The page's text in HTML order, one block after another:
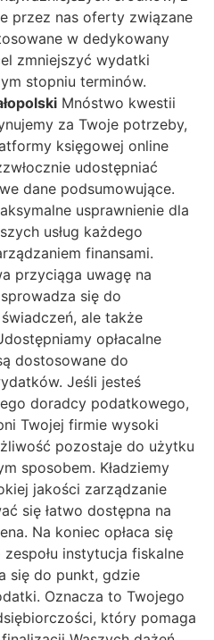
przez nas oferty związane
w dedykowany
zmniejszyć wydatki
stopniu terminów.
Mnóstwo kwestii
za Twoje potrzeby,
księgowej online
udostępniać
dane podsumowujące.
usprawnienie dla
usług każdego
finansami.
przyciąga uwagę na
się do
ale także
opłacalne
dostosowane do
Jeśli jesteś
doradcy podatkowego,
Twojej firmie wysoki
pozostaje do użytku
sposobem. Kładziemy
jakości zarządzanie
się łatwo dostępna na
Na koniec opłaca się
instytucja fiskalne
się do punkt, gdzie
Oznacza to Twojego
który pomaga